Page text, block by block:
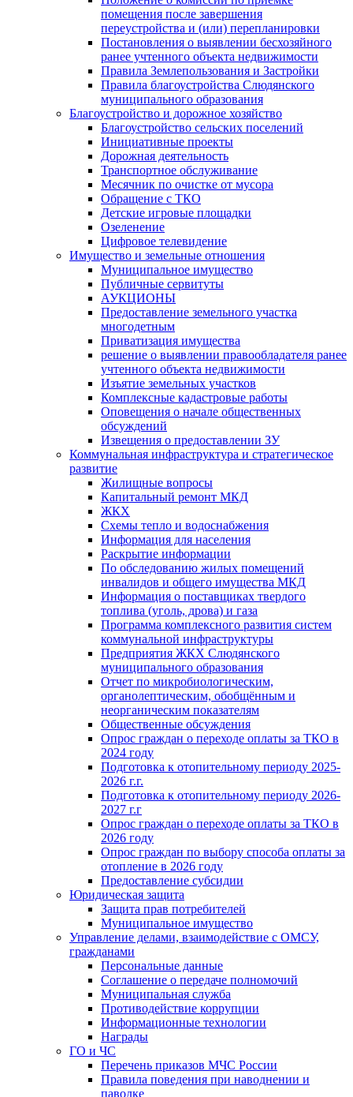
помещения после завершения
переустройства и (или) перепланировки
Постановления о выявлении бесхозяйного
ранее учтенного объекта недвижимости
Правила Землепользования и Застройки
Правила благоустройства Слюдянского
муниципального образования
Благоустройство и дорожное хозяйство
Благоустройство сельских поселений
Инициативные проекты
Дорожная деятельность
Транспортное обслуживание
Месячник по очистке от мусора
Обращение с ТКО
Детские игровые площадки
Озеленение
Цифровое телевидение
Имущество и земельные отношения
Муниципальное имущество
Публичные сервитуты
АУКЦИОНЫ
Предоставление земельного участка
многодетным
Приватизация имущества
решение о выявлении правообладателя ранее
учтенного объекта недвижимости
Изъятие земельных участков
Комплексные кадастровые работы
Оповещения о начале общественных
обсуждений
Извещения о предоставлении ЗУ
Коммунальная инфраструктура и стратегическое
развитие
Жилищные вопросы
Капитальный ремонт МКД
ЖКХ
Схемы тепло и водоснабжения
Информация для населения
Раскрытие информации
По обследованию жилых помещений
инвалидов и общего имущества МКД
Информация о поставщиках твердого
топлива (уголь, дрова) и газа
Программа комплексного развития систем
коммунальной инфраструктуры
Предприятия ЖКХ Слюдянского
муниципального образования
Отчет по микробиологическим,
органолептическим, обобщённым и
неорганическим показателям
Общественные обсуждения
Опрос граждан о переходе оплаты за ТКО в
2024 году
Подготовка к отопительному периоду 2025-
2026 г.г.
Подготовка к отопительному периоду 2026-
2027 г.г
Опрос граждан о переходе оплаты за ТКО в
2026 году
Опрос граждан по выбору способа оплаты за
отопление в 2026 году
Предоставление субсидии
Юридическая защита
Защита прав потребителей
Муниципальное имущество
Управление делами, взаимодействие с ОМСУ,
гражданами
Персональные данные
Соглашение о передаче полномочий
Муниципальная служба
Противодействие коррупции
Информационные технологии
Награды
ГО и ЧС
Перечень приказов МЧС России
Правила поведения при наводнении и
паводке